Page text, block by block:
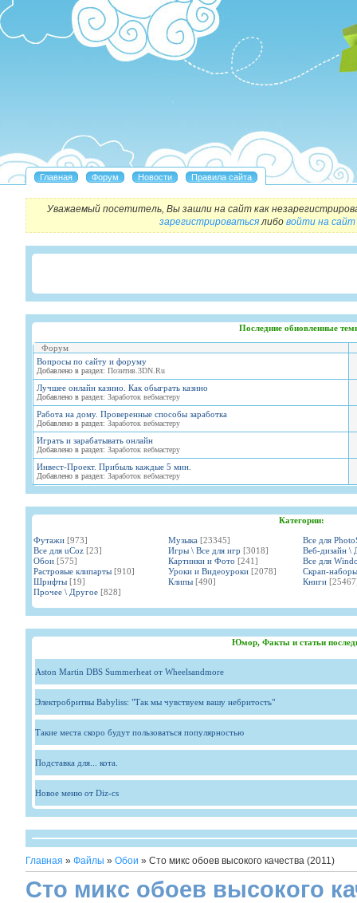
Уважаемый посетитель, Вы зашли на сайт как
зарегистрироватьсялибо войти на сайт
Последние обновленные
Форум
Вопросы по сайту и форуму
Добавлено в раздел: Позитив.3DN.Ru
Лучшее онлайн казино. Как обыграть казино
Добавлено в раздел: Заработок вебмастеру
Работа на дому. Проверенные способы заработка
Добавлено в раздел: Заработок вебмастеру
Играть и зарабатывать онлайн
Добавлено в раздел: Заработок вебмастеру
Инвест-Проект. Прибыль каждые 5 мин.
Добавлено в раздел: Заработок вебмастеру
Категории:
Футажи [973] Музыка [23345]
Все для
Все для uCoz [23] Игры \ Все для игр [3018]
Веб-дизайн \
Обои [575] Картинки и Фото [241]
Все для
Растровые клипарты [910] Уроки и Видеоуроки [2078]
Скрап-наборы
Шрифты [19] Клипы [490] Книги
Прочее \ Другое [828]
Юмор, Факты и статьи
Aston Martin DBS Summerheat от Wheelsandmore
Электробритвы Babyliss: "Так мы чувствуем вашу небритость"
Такие места скоро будут пользоваться популярностью
Подставка для... кота.
Новое меню от Diz-cs
Главная » Файлы » Обои » Сто микс обоев высокого качества (2011)
Сто микс обоев высокого